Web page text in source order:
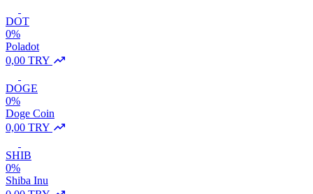
DOT
0%
Poladot
0,00 TRY
DOGE
0%
Doge Coin
0,00 TRY
SHIB
0%
Shiba Inu